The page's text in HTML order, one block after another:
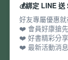
💰綁定 LINE 送
好友專屬優惠就
❤️ 會員好康搶
❤️ 好書精彩分享
❤️ 最新活動消